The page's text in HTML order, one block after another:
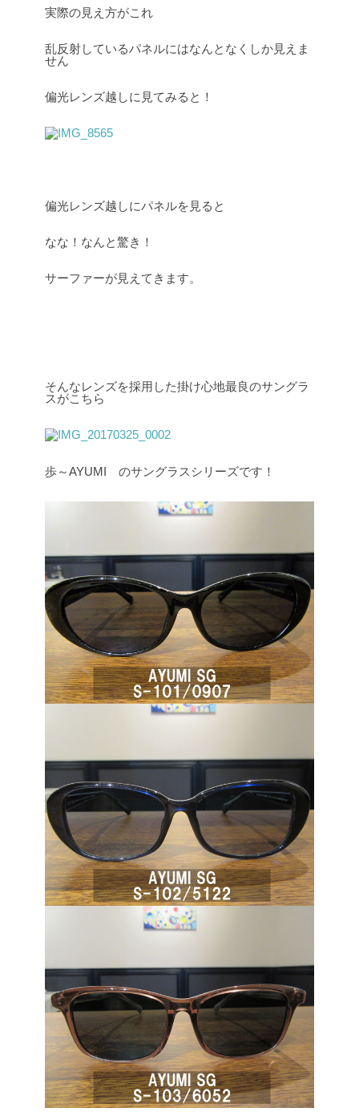
実際の見え方がこれ
乱反射しているパネルにはなんとなくしか見えま
せん
偏光レンズ越しに見てみると！
偏光レンズ越しにパネルを見ると
なな！なんと驚き！
サーファーが見えてきます。
そんなレンズを採用した掛け心地最良のサングラ
スがこちら
歩～AYUMI のサングラスシリーズです！